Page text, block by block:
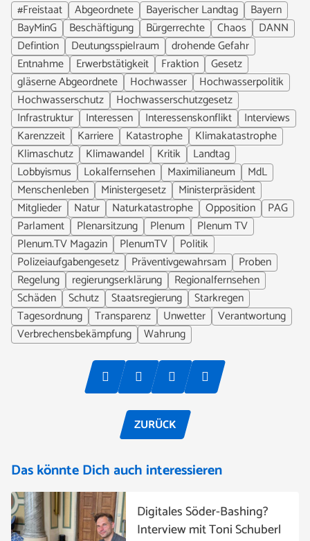
#Freistaat
Abgeordnete Bayerischer Landtag
Bayern
BayMinG
Beschäftigung Bürgerrechte Chaos
DANN
Defintion
Deutungsspielraum
drohende Gefahr
Entnahme
Erwerbstätigkeit Fraktion
Gesetz
gläserne Abgeordnete
Hochwasser
Hochwasserpolitik
Hochwasserschutz
Hochwasserschutzgesetz
Infrastruktur
Interessen Interessenskonflikt
Interviews
Karenzzeit
Karriere Katastrophe
Klimakatastrophe
Klimaschutz
Klimawandel Kritik
Landtag
Lobbyismus
Lokalfernsehen Maximilianeum
MdL
Menschenleben
Ministergesetz
Ministerpräsident
Mitglieder
Natur Naturkatastrophe Opposition
PAG
Parlament
Plenarsitzung Plenum
Plenum TV
Plenum.TV Magazin
PlenumTV
Politik
Polizeiaufgabengesetz
Präventivgewahrsam
Proben
Regelung
regierungserklärung
Regionalfernsehen
Schäden
Schutz Staatsregierung
Starkregen
Tagesordnung
Transparenz Unwetter
Verantwortung
Verbrechensbekämpfung
Wahrung
ZURÜCK
Das könnte Dich auch interessieren
Digitales Söder-Bashing?
Interview mit Toni Schuberl